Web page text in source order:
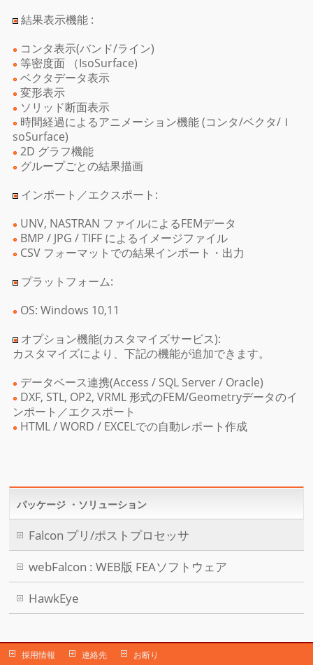
結果表示機能 :
コンタ表示(バンド/ライン)
等密度面 （IsoSurface)
ベクタデータ表示
変形表示
ソリッド断面表示
時間経過によるアニメーション機能 (コンタ/ベクタ/Ｉ
soSurface)
2D グラフ機能
グループごとの結果描画
インポート／エクスポート:
UNV, NASTRAN ファイルによるFEMデータ
BMP / JPG / TIFF によるイメージファイル
CSV フォーマットでの結果インポート・出力
プラットフォーム:
OS: Windows 10,11
オプション機能(カスタマイズサービス):
カスタマイズにより、下記の機能が追加できます。
データベース連携(Access / SQL Server / Oracle)
DXF, STL, OP2, VRML 形式のFEM/Geometryデータのイ
ンポート／エクスポート
HTML / WORD / EXCELでの自動レポート作成
パッケージ ・ソリューション
Falcon プリ/ポストプロセッサ
webFalcon : WEB版 FEAソフトウェア
HawkEye
採用情報 連絡先 お断り